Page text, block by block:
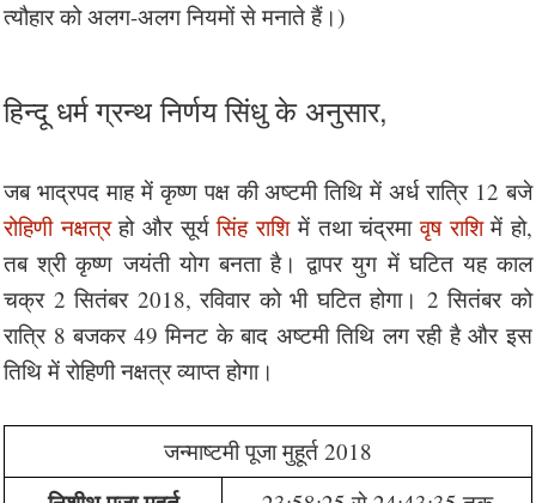
त्यौहार को अलग-अलग नियमों से मनाते हैं।)
हिन्दू धर्म ग्रन्थ निर्णय सिंधु के अनुसार,
जब भाद्रपद माह में कृष्ण पक्ष की अष्टमी तिथि में अर्ध रात्रि 12 बजे
रोहिणी नक्षत्रहो और सूर्यसिंह राशिमें तथा चंद्रमावृष राशिमें हो,
तब श्री कृष्ण जयंती योग बनता है। द्वापर युग में घटित यह काल
चक्र 2 सितंबर 2018, रविवार को भी घटित होगा। 2 सितंबर को
रात्रि 8 बजकर 49 मिनट के बाद अष्टमी तिथि लग रही है और इस
तिथि में रोहिणी नक्षत्र व्याप्त होगा।
जन्माष्टमी पूजा मुहूर्त 2018